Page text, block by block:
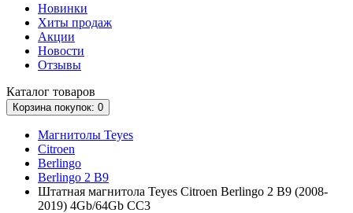
Новинки
Хиты продаж
Акции
Новости
Отзывы
Каталог товаров
Корзина покупок: 0
Магнитолы Teyes
Citroen
Berlingo
Berlingo 2 B9
Штатная магнитола Teyes Citroen Berlingo 2 B9 (2008-
2019) 4Gb/64Gb CC3